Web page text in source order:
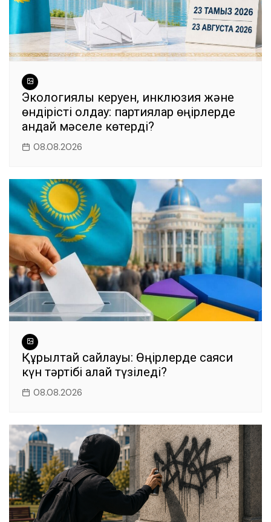
Экологиялық керуен, инклюзия және
өндірісті қолдау: партиялар өңірлерде
қандай мәселе көтерді?
08.08.2026
Құрылтай сайлауы: Өңірлерде саяси
күн тәртібі қалай түзіледі?
08.08.2026